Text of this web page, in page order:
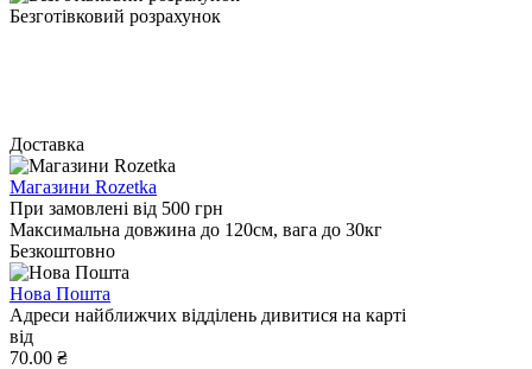
Безготівковий розрахунок
Доставка
Магазини Rozetka
При замовлені від 500 грн
Максимальна довжина до 120см, вага до 30кг
Безкоштовно
Нова Пошта
Адреси найближчих відділень дивитися на карті
від
70.00 ₴